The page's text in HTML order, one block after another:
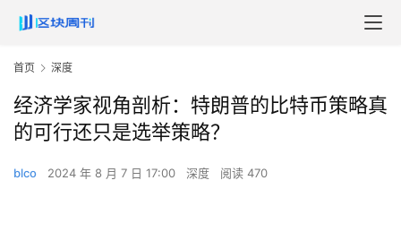
首页 深度
经济学家视角剖析：特朗普的比特币策略真
的可行还只是选举策略？
blco 2024 年 8 月 7 日 17:00 深度 阅读 470